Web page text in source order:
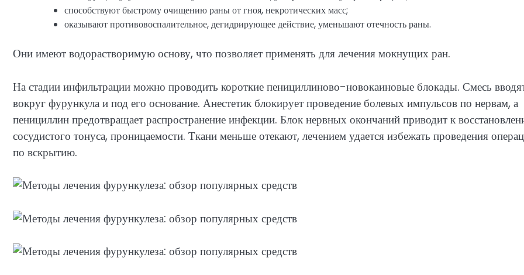
способствуют быстрому очищению раны от гноя, некротических масс;
оказывают противовоспалительное, дегидрирующее действие, уменьшают отечность раны.
Они имеют водорастворимую основу, что позволяет применять для лечения мокнущих ран.
На стадии инфильтрации можно проводить короткие пенициллиново-новокаиновые блокады. Смесь
вокруг фурункула и под его основание. Анестетик блокирует проведение болевых импульсов по нервам, а
пенициллин предотвращает распространение инфекции. Блок нервных окончаний приводит к
сосудистого тонуса, проницаемости. Ткани меньше отекают, лечением удается избежать проведения
по вскрытию.